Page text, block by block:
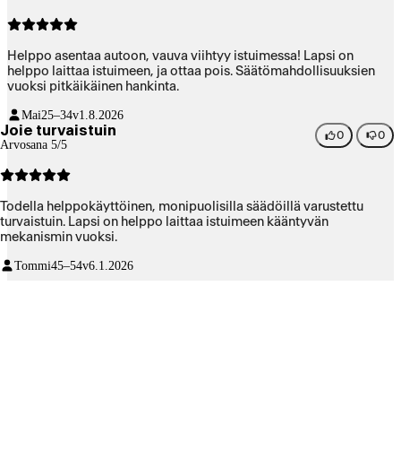
Helppo asentaa autoon, vauva viihtyy istuimessa! Lapsi on
helppo laittaa istuimeen, ja ottaa pois. Säätömahdollisuuksien
vuoksi pitkäikäinen hankinta.
Mai25–34v1.8.2026
Joie turvaistuin
Arvosana 5/5
0 0
Todella helppokäyttöinen, monipuolisilla säädöillä varustettu
turvaistuin. Lapsi on helppo laittaa istuimeen kääntyvän
mekanismin vuoksi.
Tommi45–54v6.1.2026